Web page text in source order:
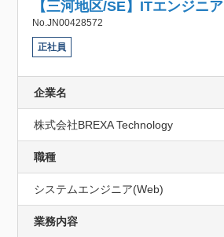
【三河地区/SE】ITエンジニア
No.JN00428572
正社員
企業名
株式会社BREXA Technology
職種
システムエンジニア(Web)
業務内容